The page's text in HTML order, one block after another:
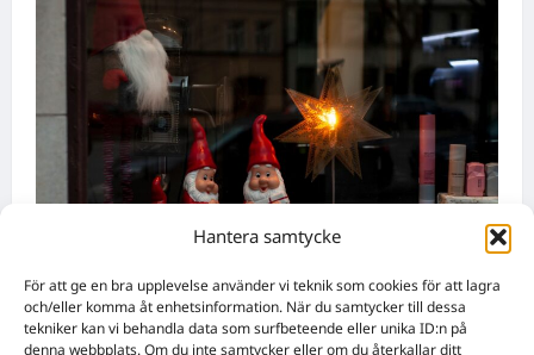
Hantera samtycke
För att ge en bra upplevelse använder vi teknik som cookies för att lagra
och/eller komma åt enhetsinformation. När du samtycker till dessa
tekniker kan vi behandla data som surfbeteende eller unika ID:n på
denna webbplats. Om du inte samtycker eller om du återkallar ditt
Världens stora evenemang som händer
denna vecka: 3–9 augusti 2026